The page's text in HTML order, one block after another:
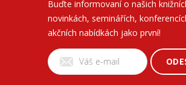
Buďte informovaní o našich
novinkách, seminářích,
akčních nabídkách jako první!